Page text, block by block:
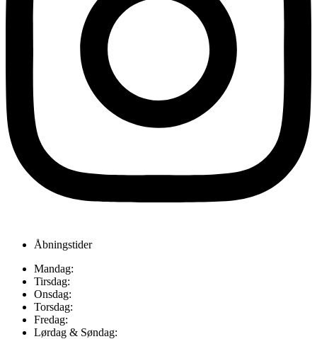
Åbningstider
Mandag:
Tirsdag:
Onsdag:
Torsdag:
Fredag:
Lørdag & Søndag: